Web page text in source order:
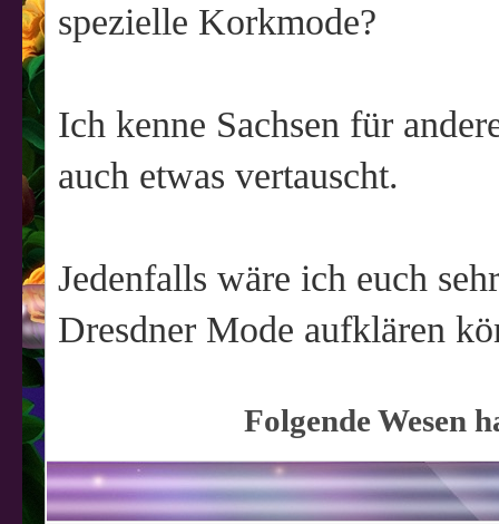
spezielle Korkmode?
Ich kenne Sachsen für
auch etwas vertauscht.
Jedenfalls wäre ich euch
Dresdner Mode aufklären
Folgende Wesen